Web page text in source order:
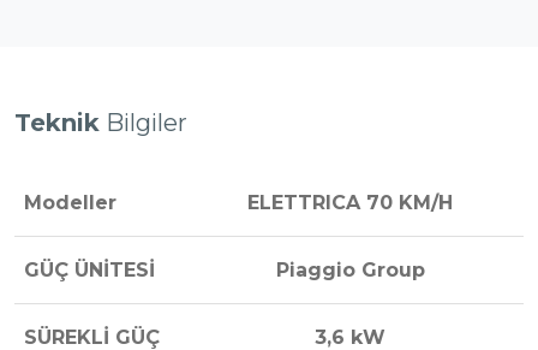
Teknik Bilgiler
Modeller ELETTRICA 70 KM/H
GÜÇ ÜNİTESİ Piaggio Group
SÜREKLİ GÜÇ 3,6 kW